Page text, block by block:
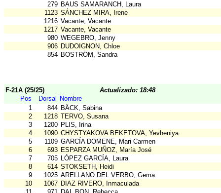
279 BAUS SAMARANCH, Laura
1123 SÁNCHEZ MIRA, Irene
1216 Vacante, Vacante
1217 Vacante, Vacante
980 WEGEBRO, Jenny
906 DUDOIGNON, Chloe
854 BOSTRÖM, Sandra
F-21A (25/25)
Actualizado: 18:48
Pos
Dorsal
Nombre
1
844 BÄCK, Sabina
2
1218 TERVO, Susana
3
1200 PLIS, Irina
4
1090 CHYSTYAKOVA BEKETOVA, Yevheniya
5
1109 GARCÍA DOMENE, Mari Carmen
6
693 ESPARZA MUÑOZ, María José
7
705 LÓPEZ GARCÍA, Laura
8
614 STOKSETH, Heidi
9
1025 ARELLANO DEL VERBO, Gema
10
1067 DIAZ RIVERO, Inmaculada